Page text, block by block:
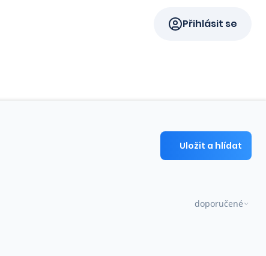
Přihlásit se
Uložit a hlídat
doporučené